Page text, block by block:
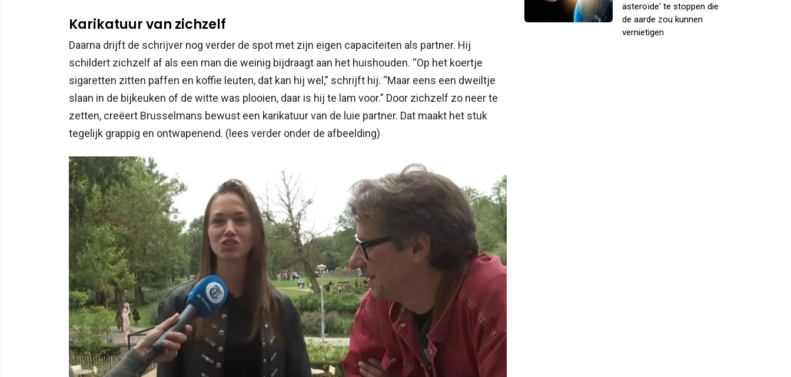
Karikatuur van zichzelf
Daarna drijft de schrijver nog verder de spot met zijn eigen capaciteiten als partner. Hij
schildert zichzelf af als een man die weinig bijdraagt aan het huishouden. “Op het koertje
sigaretten zitten paffen en koffie leuten, dat kan hij wel,” schrijft hij. “Maar eens een dweiltje
slaan in de bijkeuken of de witte was plooien, daar is hij te lam voor.” Door zichzelf zo neer te
zetten, creëert Brusselmans bewust een karikatuur van de luie partner. Dat maakt het stuk
tegelijk grappig en ontwapenend. (lees verder onder de afbeelding)
asteroïde' te stoppen die
de aarde zou kunnen
vernietigen